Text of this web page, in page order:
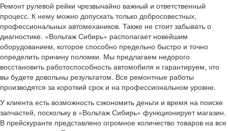
Ремонт рулевой рейки чрезвычайно важный и ответственный
процесс. К нему можно допускать только добросовестных,
профессиональных автомехаников. Также не стоит забывать о
диагностике. «Вольтаж Сибирь» располагает новейшим
оборудованием, которое способно предельно быстро и точно
определить причину поломки. Мы предлагаем недорого
восстановить работоспособность автомобиля и гарантируем, что
вы будете довольны результатом. Все ремонтные работы
производятся за короткий срок и на профессиональном уровне.
У клиента есть возможность сэкономить деньги и время на поиске
запчастей, поскольку в «Вольтаж Сибирь» функционирует магазин.
В прейскуранте представлено огромное количество товаров на все